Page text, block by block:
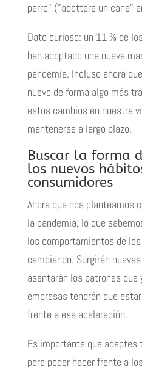
perro" ("adottare un cane"
Dato curioso: un 11 % de
han adoptado una nueva
pandemia. Incluso ahora
nuevo de forma algo más
estos cambios en nuestra
mantenerse a largo plazo.
Buscar la forma
los nuevos
consumidores
Ahora que nos planteamos
la pandemia, lo que
los comportamientos de
cambiando. Surgirán
asentarán los patrones que
empresas tendrán que
frente a esa aceleración.
Es importante que
para poder hacer frente a